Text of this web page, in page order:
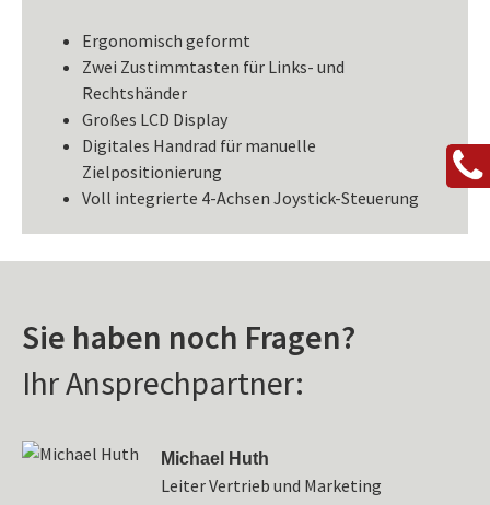
Ergonomisch geformt
Zwei Zustimmtasten für Links- und
Rechtshänder
Großes LCD Display
Digitales Handrad für manuelle
Zielpositionierung
Voll integrierte 4-Achsen Joystick-Steuerung
Sie haben noch Fragen?
Ihr Ansprechpartner:
Michael Huth
Leiter Vertrieb und Marketing